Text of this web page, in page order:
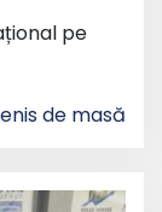
pe
de masă